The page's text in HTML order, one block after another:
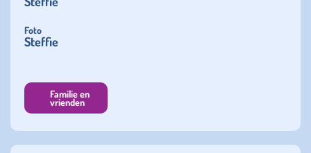
Foto
Steffie
Familie en
vrienden